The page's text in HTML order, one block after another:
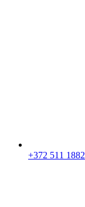
+372 511 1882